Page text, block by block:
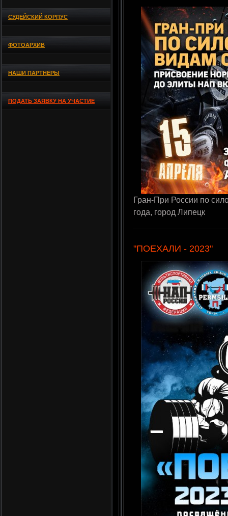
СУДЕЙСКИЙ КОРПУС
ФОТОАРХИВ
НАШИ ПАРТНЁРЫ
ПОДАТЬ ЗАЯВКУ НА УЧАСТИЕ
Гран-При России по
года, город Липецк
"ПОЕХАЛИ - 2023"